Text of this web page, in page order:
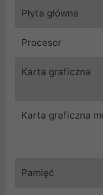
Płyta główna
Procesor
Karta graficzna
Karta graficzna
Pamięć